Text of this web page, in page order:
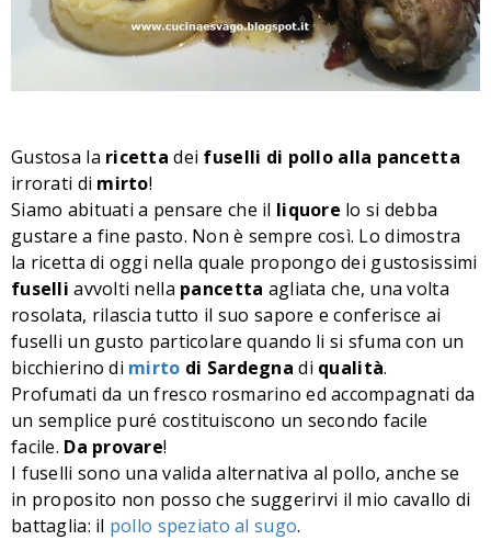
Gustosa la ricettadei fuselli di pollo alla pancetta
irrorati di mirto!
Siamo abituati a pensare che il liquore lo si debba
gustare a fine pasto. Non è sempre così. Lo dimostra
la ricetta di oggi nella quale propongo dei gustosissimi
fuselliavvolti nella pancetta agliata che, una volta
rosolata, rilascia tutto il suo sapore e conferisce ai
fuselli un gusto particolare quando li si sfuma con un
bicchierino di mirto di Sardegna di qualità.
Profumati da un fresco rosmarino ed accompagnati da
un semplice puré costituiscono un secondo facile
facile. Da provare!
I fuselli sono una valida alternativa al pollo, anche se
in proposito non posso che suggerirvi il mio cavallo di
battaglia: il pollo speziato al sugo.